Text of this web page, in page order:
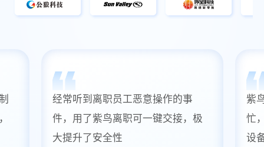
经常听到离职员工恶意操作的事
件，用了紫鸟离职可一键交接，极
大提升了安全性
紫
忙
设